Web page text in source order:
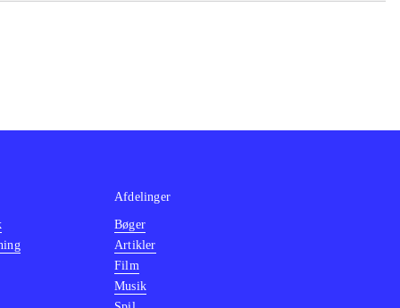
Afdelinger
Bøger
Artikler
Film
Musik